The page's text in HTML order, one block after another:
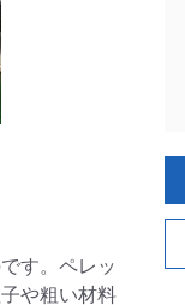
す。ペレッ
や粗い材料